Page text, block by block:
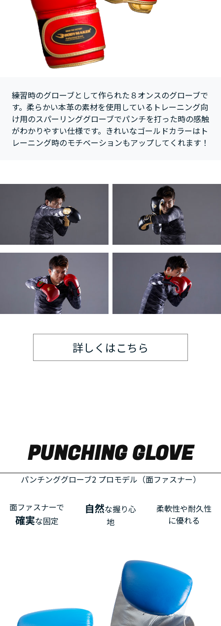
練習時のグローブとして作られた８オンスのグローブで
す。柔らかい本革の素材を使用しているトレーニング向
け用のスパーリンググローブでパンチを打った時の感触
がわかりやすい仕様です。きれいなゴールドカラーはト
レーニング時のモチベーションもアップしてくれます！
詳しくはこちら
PUNCHING GLOVE
パンチンググローブ2 プロモデル（面ファスナー）
面ファスナーで
確実な固定
自然な握り心
地
柔軟性や耐久性
に優れる